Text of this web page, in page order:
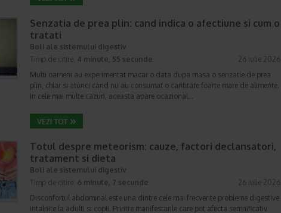
Senzatia de prea plin: cand indica o afectiune si cum o
tratati
Boli ale sistemului digestiv
Timp de citire: 4 minute, 55 secunde
26 iulie 2026
Multi oameni au experimentat macar o data dupa masa o senzatie de prea
plin, chiar si atunci cand nu au consumat o cantitate foarte mare de alimente.
In cele mai multe cazuri, aceasta apare ocazional…
Totul despre meteorism: cauze, factori declansatori,
tratament si dieta
Boli ale sistemului digestiv
Timp de citire: 6 minute, 7 secunde
26 iulie 2026
Disconfortul abdominal este una dintre cele mai frecvente probleme digestive
intalnite la adulti si copii. Printre manifestarile care pot afecta semnificativ